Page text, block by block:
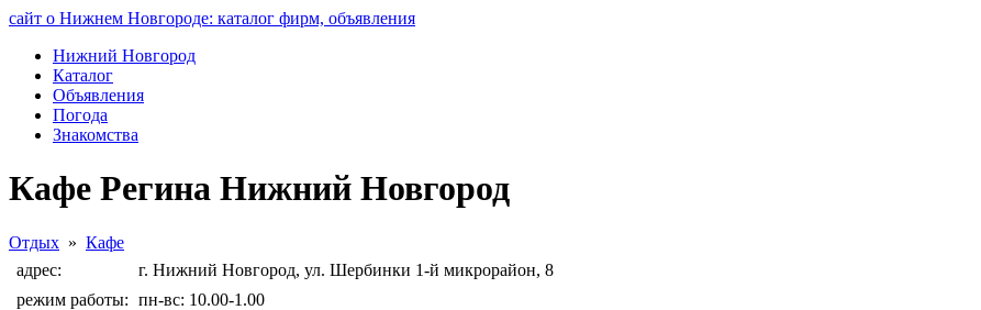
сайт о Нижнем Новгороде: каталог фирм, объявления
Нижний Новгород
Каталог
Объявления
Погода
Знакомства
Кафе Регина Нижний Новгород
Отдых » Кафе
адрес:
г. Нижний Новгород, ул. Шербинки 1-й микрорайон, 8
режим работы: пн-вс: 10.00-1.00